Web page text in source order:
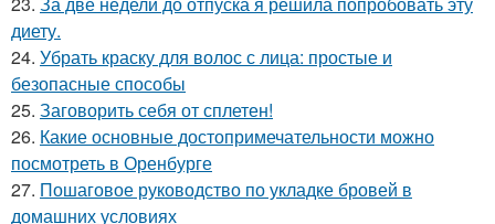
диету.
24. Убрать краску для волос с лица: простые и
безопасные способы
25. Заговорить себя от сплетен!
26. Какие основные достопримечательности можно
посмотреть в Оренбурге
27. Пошаговое руководство по укладке бровей в
домашних условиях